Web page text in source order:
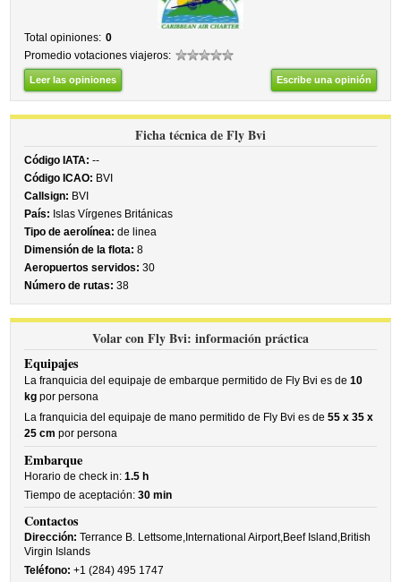
Total opiniones: 0
Promedio votaciones viajeros:
Leer las opiniones Escribe una opinión
Ficha técnica de Fly Bvi
Código IATA: --
Código ICAO: BVI
Callsign: BVI
País: Islas Vírgenes Británicas
Tipo de aerolínea: de linea
Dimensión de la flota: 8
Aeropuertos servidos: 30
Número de rutas: 38
Volar con Fly Bvi: información práctica
Equipajes
La franquicia del equipaje de embarque permitido de Fly Bvi es de10
kg por persona
La franquicia del equipaje de mano permitido de Fly Bvi es de55 x 35 x
25 cm por persona
Embarque
Horario de check in:1.5 h
Tiempo de aceptación:30 min
Contactos
Dirección: Terrance B. Lettsome,International Airport,Beef Island,British
Virgin Islands
Teléfono: +1 (284) 495 1747